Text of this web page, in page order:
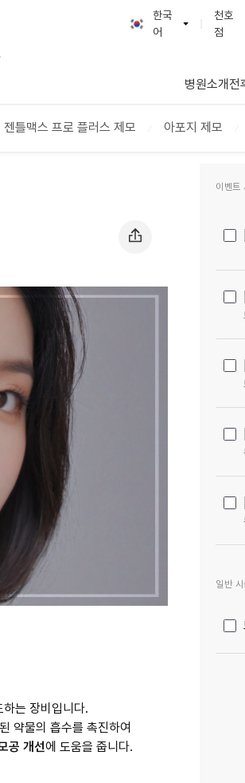
한국
어
繁體字
천호
점
천호점
연신내점
병원소개전
젠틀맥스 프로 플러스 제모 아포지 제모
는 장비입니다.
약물의 흡수를 촉진하여
공 개선에 도움을 줍니다.
이벤
일반 시